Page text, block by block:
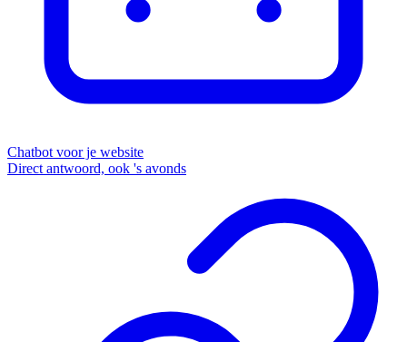
Chatbot voor je website
Direct antwoord, ook 's avonds